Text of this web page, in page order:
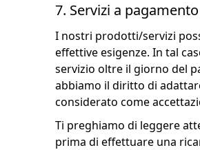
7. Servizi a
I nostri prodotti/servizi
effettive esigenze. In tal
servizio oltre il giorno del
abbiamo il diritto di
considerato come
Ti preghiamo di leggere
prima di effettuare una